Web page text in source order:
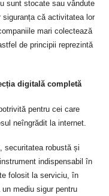
sunt stocate sau vândute
siguranța că activitatea lor
mari colectează
de principii reprezintă
digitală completă
pentru cei care
neîngrădit la internet.
securitatea robustă și
indispensabil în
folosit la serviciu, în
mediu sigur pentru